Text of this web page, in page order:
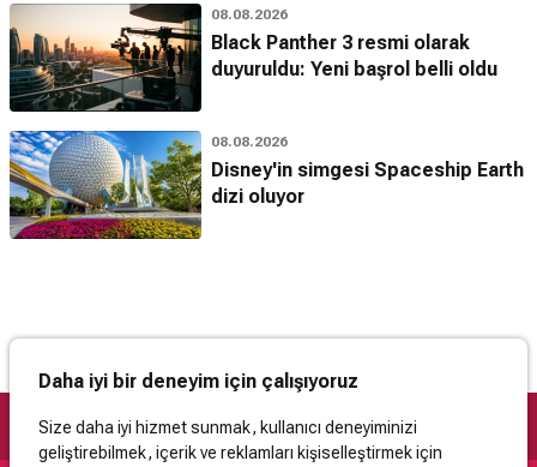
08.08.2026
Black Panther 3 resmi olarak
duyuruldu: Yeni başrol belli oldu
08.08.2026
Disney'in simgesi Spaceship Earth
dizi oluyor
Daha iyi bir deneyim için çalışıyoruz
Size daha iyi hizmet sunmak, kullanıcı deneyiminizi
geliştirebilmek, içerik ve reklamları kişiselleştirmek için